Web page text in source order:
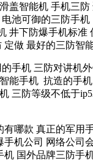
盖智能机 手机三
池可御的三防手
井下防爆手机标
定做 最好的三防智
手机 三防对讲机
能手机 抗造的手
三防等级不低于
哪款 真正的军
机公司 网络公
机 国外品牌三防